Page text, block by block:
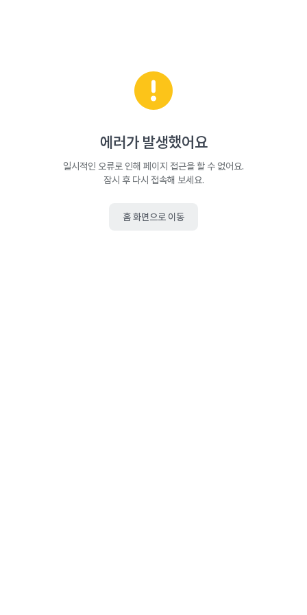
에러가 발생했어요
일시적인 오류로 인해 페이지 접근을 할 수 없어요.
잠시 후 다시 접속해 보세요.
홈 화면으로 이동